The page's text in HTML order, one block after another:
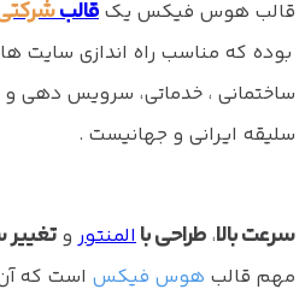
قالب هوس فیکس یک قالب
بوده که مناسب راه اندازی سایت
ساختمانی ، خدماتی، سرویس دهی
سلیقه ایرانی و جهانیست .
سرعت بالا، طراحی باالمنتور و
مهم قالب هوس فیکس است که